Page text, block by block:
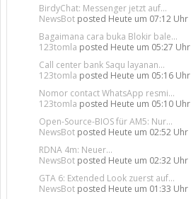
BirdyChat: Messenger jetzt auf...
NewsBot posted Heute um 07:12 Uhr
Bagaimana cara buka Blokir bale...
123tomla posted Heute um 05:27 Uhr
Call center bank Saqu layanan...
123tomla posted Heute um 05:16 Uhr
Nomor contact WhatsApp resmi...
123tomla posted Heute um 05:10 Uhr
Open-Source-BIOS für AM5: Nur...
NewsBot posted Heute um 02:52 Uhr
RDNA 4m: Neuer...
NewsBot posted Heute um 02:32 Uhr
GTA 6: Extended Look zuerst auf...
NewsBot posted Heute um 01:33 Uhr